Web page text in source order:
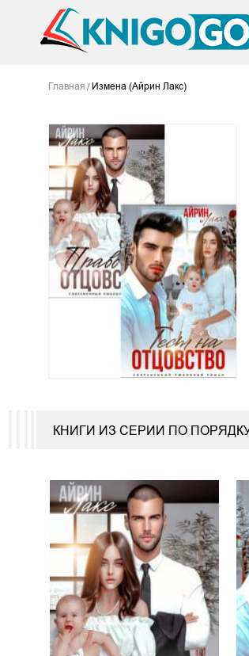
Главная Измена (Айрин Лакс)
КНИГИ ИЗ СЕРИИ ПО